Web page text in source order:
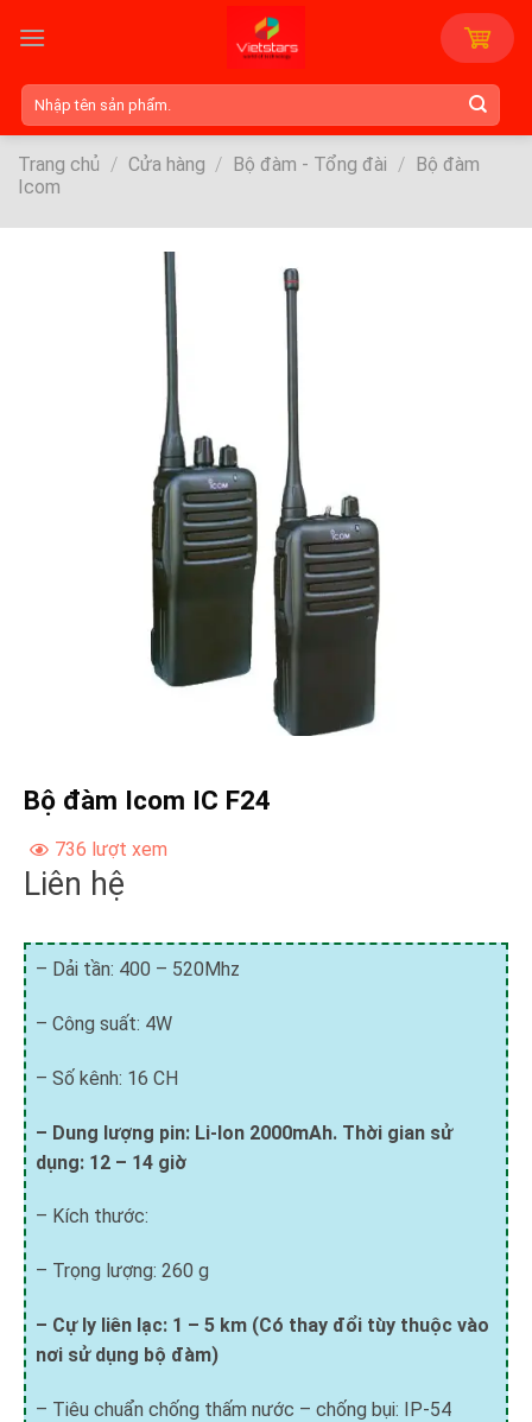
Tìm
kiếm:
Trang chủ / Cửa hàng / Bộ đàm - Tổng đài / Bộ đàm
Icom
Bộ đàm Icom IC F24
736 lượt xem
Liên hệ
– Dải tần: 400 – 520Mhz
– Công suất: 4W
– Số kênh: 16 CH
– Dung lượng pin: Li-Ion 2000mAh. Thời gian sử
dụng: 12 – 14 giờ
– Kích thước:
– Trọng lượng: 260 g
– Cự ly liên lạc: 1 – 5 km (Có thay đổi tùy thuộc vào
nơi sử dụng bộ đàm)
– Tiêu chuẩn chống thấm nước – chống bụi: IP-54